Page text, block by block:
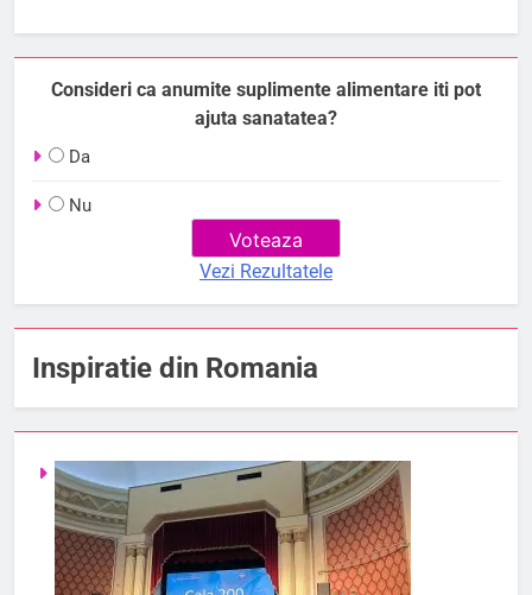
Consideri ca anumite suplimente alimentare iti pot
ajuta sanatatea?
Da
Nu
Vezi Rezultatele
Inspiratie din Romania